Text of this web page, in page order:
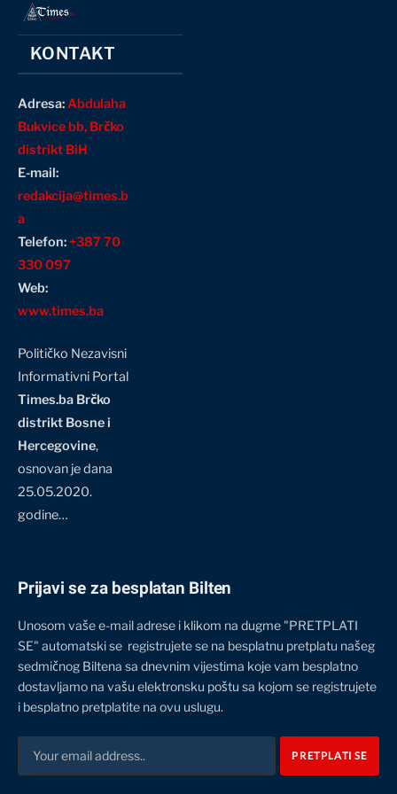
KONTAKT
Adresa: Abdulaha
Bukvice bb, Brčko
distrikt BiH
E-mail:
redakcija@times.b
a
Telefon:+387 70
330 097
Web:
www.times.ba
Političko Nezavisni
Informativni Portal
Times.ba Brčko
distrikt Bosne i
Hercegovine,
osnovan je dana
25.05.2020.
godine…
Prijavi se za besplatan Bilten
Unosom vaše e-mail adrese i klikom na dugme "PRETPLATI
SE" automatski se registrujete se na besplatnu pretplatu našeg
sedmičnog Biltena sa dnevnim vijestima koje vam besplatno
dostavljamo na vašu elektronsku poštu sa kojom se registrujete
i besplatno pretplatite na ovu uslugu.